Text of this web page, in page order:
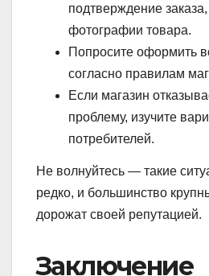
подтверждение
фотографии товара.
Попросите оформить
согласно правилам
Если магазин
проблему, изучите
потребителей.
Не волнуйтесь — такие
редко, и большинство
дорожат своей репутацией.
Заключение